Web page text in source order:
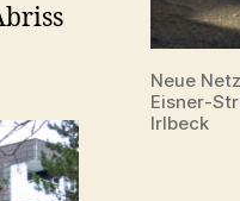
Neue
Eisner-
Irlbeck